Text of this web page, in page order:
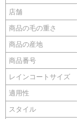
店舗
商品の毛の重さ
商品の産地
商品番号
レインコートサイズ
適用性
スタイル